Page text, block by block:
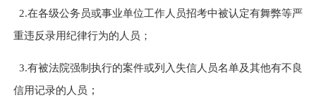
2.在各级公务员或事业单位工作人员招考中被认定有舞弊等严
重违反录用纪律行为的人员；
3.有被法院强制执行的案件或列入失信人员名单及其他有不良
信用记录的人员 ；